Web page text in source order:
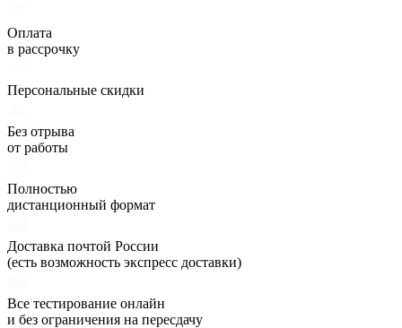
Оплата
в рассрочку
Персональные скидки
Без отрыва
от работы
Полностью
дистанционный формат
Доставка почтой России
(есть возможность экспресс доставки)
Все тестирование онлайн
и без ограничения на пересдачу